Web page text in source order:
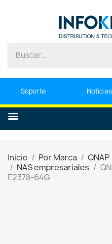
Soporte Noticias
Inicio Por Marca QNAP
NAS empresariales
E2378-64G